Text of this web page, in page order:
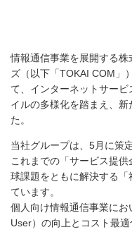
情報通信事業を展開する
ズ（以下「TOKAI COM」
て、インターネットサー
イルの多様化を踏まえ、
た。
当社グループは、5月に策
これまでの「サービス提
球課題をともに解決する
ています。
個人向け情報通信事業に
User）の向上とコスト最